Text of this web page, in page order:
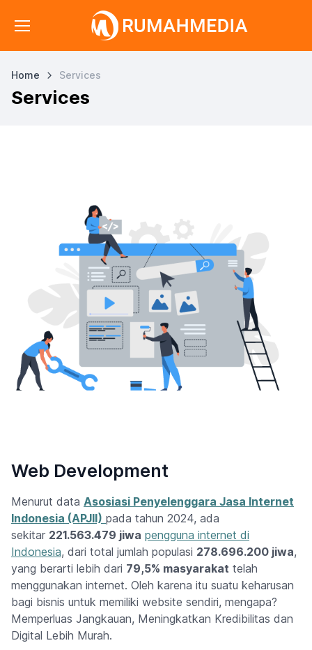
Home Services
Services
Web Development
Menurut data Asosiasi Penyelenggara Jasa Internet
Indonesia (APJII) pada tahun 2024, ada
sekitar 221.563.479 jiwa pengguna internet di
Indonesia, dari total jumlah populasi 278.696.200 jiwa,
yang berarti lebih dari 79,5% masyarakat telah
menggunakan internet. Oleh karena itu suatu keharusan
bagi bisnis untuk memiliki website sendiri, mengapa?
Memperluas Jangkauan, Meningkatkan Kredibilitas dan
Digital Lebih Murah.